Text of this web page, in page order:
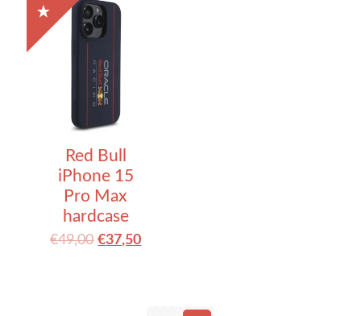
Red Bull
iPhone 15
Pro Max
hardcase
€49,00 €37,50